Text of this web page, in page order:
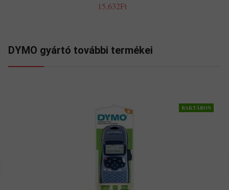
15,632Ft
DYMO gyártó további termékei
RAKTÁRON